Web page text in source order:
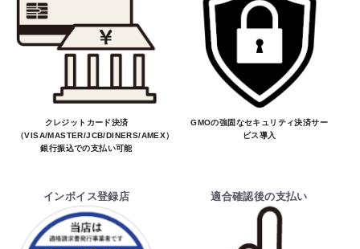
お買物を続ける カートへ進む
クレジットカード決済
（VISA/MASTER/JCB/DINERS/AMEX）、
銀行振込での支払い可能
GMOの強固なセキュリティ決済サー
ビス導入
インボイス登録店 適合確認後の支払い